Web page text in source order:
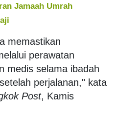
Jamaah Umrah
memastikan
perawatan
medis selama ibadah
perjalanan," kata
Post, Kamis